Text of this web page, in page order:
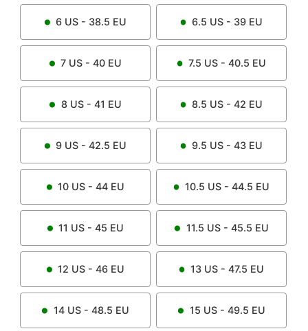
6 US - 38.5 EU 6.5 US - 39 EU
7 US - 40 EU 7.5 US - 40.5 EU
8US - 41 EU 8.5 US - 42 EU
9 US - 42.5 EU 9.5 US - 43 EU
10 US - 44 EU 10.5 US - 44.5 EU
11 US - 45 EU 11.5 US - 45.5 EU
12 US - 46 EU 13 US - 47.5 EU
14US - 48.5 EU 15 US - 49.5 EU